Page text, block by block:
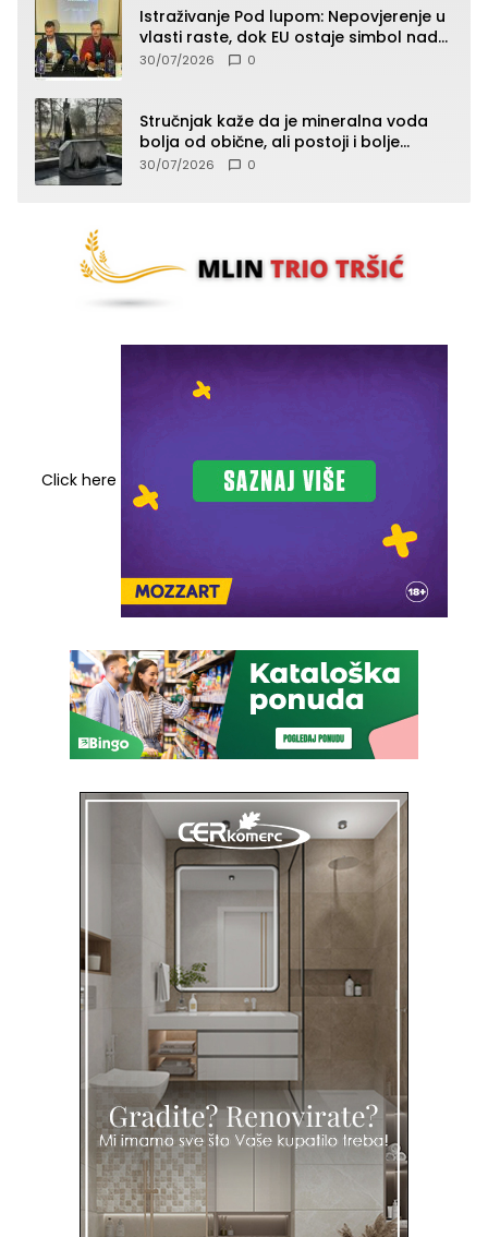
Istraživanje Pod lupom: Nepovjerenje u
vlasti raste, dok EU ostaje simbol nade
građana
30/07/2026 0
Stručnjak kaže da je mineralna voda
bolja od obične, ali postoji i bolje
rješenje
30/07/2026 0
Click here